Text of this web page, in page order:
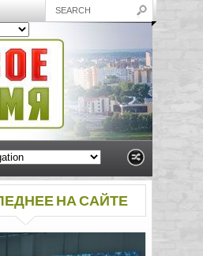
НА САЙТЕ